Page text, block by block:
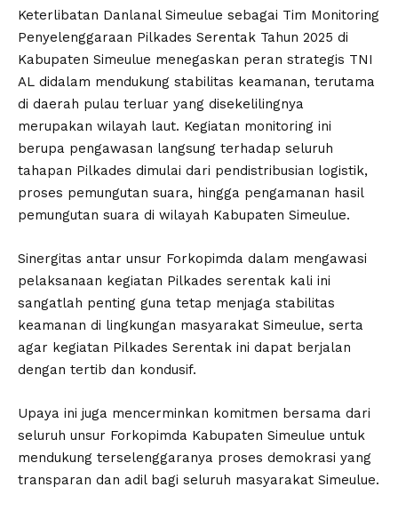
Keterlibatan Danlanal Simeulue sebagai Tim Monitoring
Penyelenggaraan Pilkades Serentak Tahun 2025 di
Kabupaten Simeulue menegaskan peran strategis TNI
AL didalam mendukung stabilitas keamanan, terutama
di daerah pulau terluar yang disekelilingnya
merupakan wilayah laut. Kegiatan monitoring ini
berupa pengawasan langsung terhadap seluruh
tahapan Pilkades dimulai dari pendistribusian logistik,
proses pemungutan suara, hingga pengamanan hasil
pemungutan suara di wilayah Kabupaten Simeulue.
Sinergitas antar unsur Forkopimda dalam mengawasi
pelaksanaan kegiatan Pilkades serentak kali ini
sangatlah penting guna tetap menjaga stabilitas
keamanan di lingkungan masyarakat Simeulue, serta
agar kegiatan Pilkades Serentak ini dapat berjalan
dengan tertib dan kondusif.
Upaya ini juga mencerminkan komitmen bersama dari
seluruh unsur Forkopimda Kabupaten Simeulue untuk
mendukung terselenggaranya proses demokrasi yang
transparan dan adil bagi seluruh masyarakat Simeulue.